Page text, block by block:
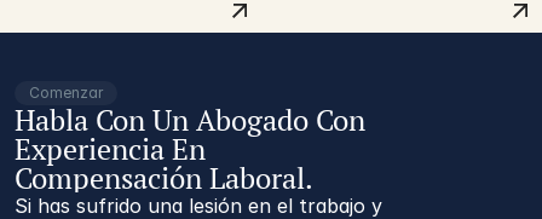
Comenzar
Habla Con Un Abogado Con
Experiencia En
Compensación Laboral.
Si has sufrido una lesión en el trabajo y